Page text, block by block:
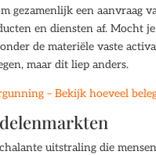
gezamenlijk een aanvraag
en diensten af. Mocht
de materiële vaste
maar dit liep anders.
– Bekijk hoeveel
uitstraling die